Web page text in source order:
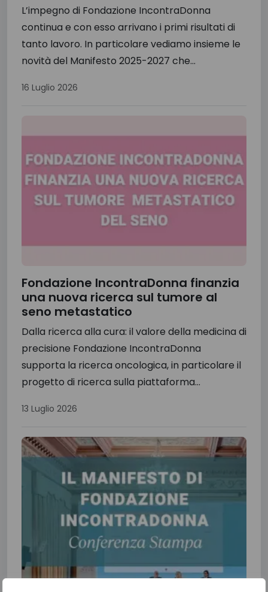
L’impegno di Fondazione IncontraDonna
continua e con esso arrivano i primi risultati di
tanto lavoro. In particolare vediamo insieme le
novità del Manifesto 2025-2027 che...
16 Luglio 2026
Fondazione IncontraDonna finanzia
una nuova ricerca sul tumore al
seno metastatico
Dalla ricerca alla cura: il valore della medicina di
precisione Fondazione IncontraDonna
supporta la ricerca oncologica, in particolare il
progetto di ricerca sulla piattaforma...
13 Luglio 2026